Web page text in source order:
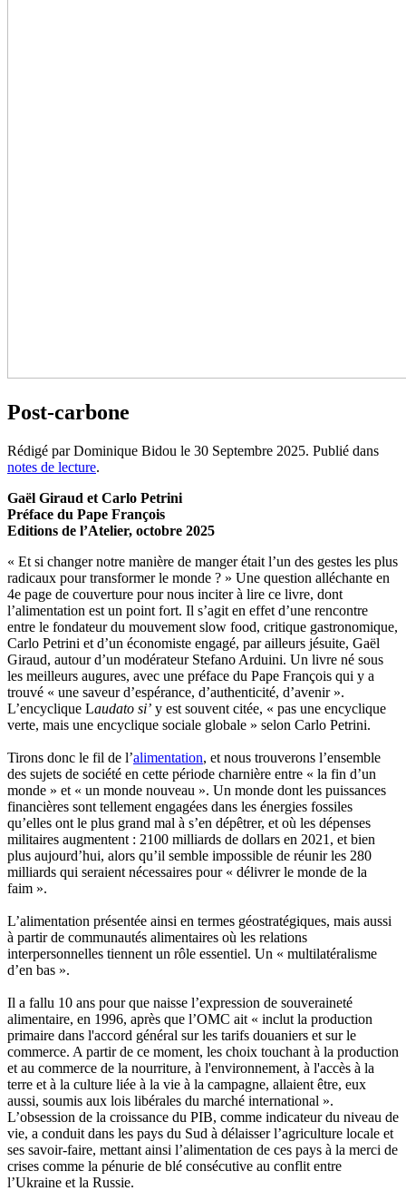
Post-carbone
Rédigé par Dominique Bidou le 30 Septembre 2025. Publié dans
notes de lecture.
Gaël Giraud et Carlo Petrini
Préface du Pape François
Editions de l’Atelier, octobre 2025
« Et si changer notre manière de manger était l’un des gestes les plus
radicaux pour transformer le monde ? » Une question alléchante en
4e page de couverture pour nous inciter à lire ce livre, dont
l’alimentation est un point fort. Il s’agit en effet d’une rencontre
entre le fondateur du mouvement slow food, critique gastronomique,
Carlo Petrini et d’un économiste engagé, par ailleurs jésuite, Gaël
Giraud, autour d’un modérateur Stefano Arduini. Un livre né sous
les meilleurs augures, avec une préface du Pape François qui y a
trouvé « une saveur d’espérance, d’authenticité, d’avenir ».
L’encyclique Laudato si’ y est souvent citée, « pas une encyclique
verte, mais une encyclique sociale globale » selon Carlo Petrini.
Tirons donc le fil de l’alimentation, et nous trouverons l’ensemble
des sujets de société en cette période charnière entre « la fin d’un
monde » et « un monde nouveau ». Un monde dont les puissances
financières sont tellement engagées dans les énergies fossiles
qu’elles ont le plus grand mal à s’en dépêtrer, et où les dépenses
militaires augmentent : 2100 milliards de dollars en 2021, et bien
plus aujourd’hui, alors qu’il semble impossible de réunir les 280
milliards qui seraient nécessaires pour « délivrer le monde de la
faim ».
L’alimentation présentée ainsi en termes géostratégiques, mais aussi
à partir de communautés alimentaires où les relations
interpersonnelles tiennent un rôle essentiel. Un « multilatéralisme
d’en bas ».
Il a fallu 10 ans pour que naisse l’expression de souveraineté
alimentaire, en 1996, après que l’OMC ait « inclut la production
primaire dans l'accord général sur les tarifs douaniers et sur le
commerce. A partir de ce moment, les choix touchant à la production
et au commerce de la nourriture, à l'environnement, à l'accès à la
terre et à la culture liée à la vie à la campagne, allaient être, eux
aussi, soumis aux lois libérales du marché international ».
L’obsession de la croissance du PIB, comme indicateur du niveau de
vie, a conduit dans les pays du Sud à délaisser l’agriculture locale et
ses savoir-faire, mettant ainsi l’alimentation de ces pays à la merci de
crises comme la pénurie de blé consécutive au conflit entre
l’Ukraine et la Russie.